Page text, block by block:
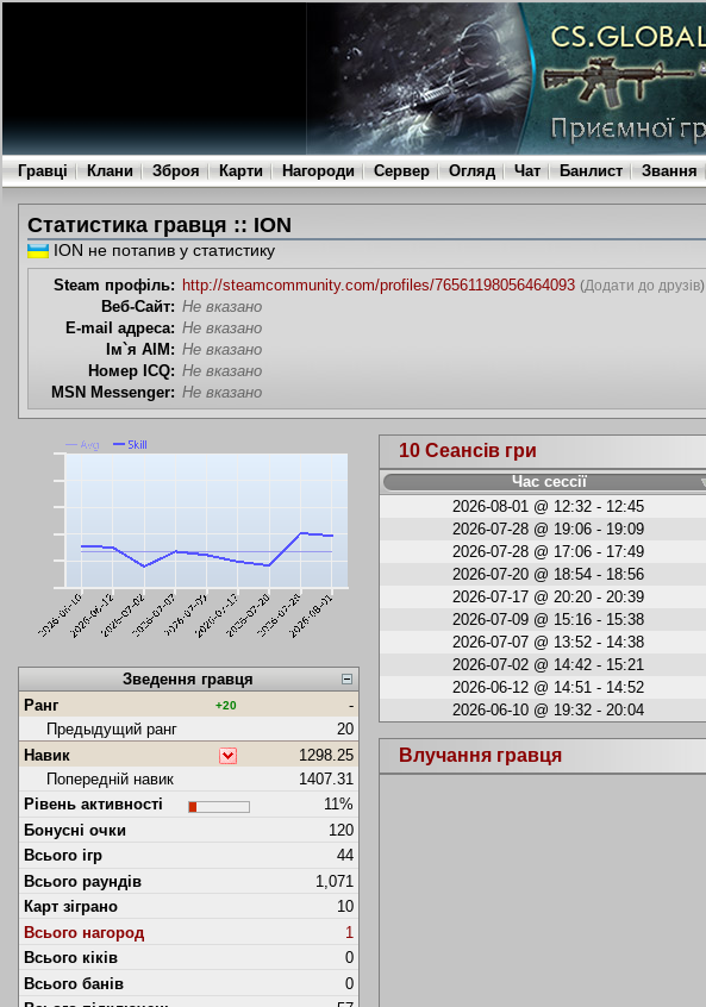
Гравці Клани Зброя Карти Нагороди Сервер Огляд Чат Банлист Звання
Статистика гравця :: ION
ION не потапив у статистику
Steam профіль: http://steamcommunity.com/profiles/76561198056464093 (Додати до друзів)
Веб-Сайт: Не вказано
E-mail адреса: Не вказано
Ім`я AIM: Не вказано
Номер ICQ: Не вказано
MSN Messenger: Не вказано
Зведення гравця
Ранг
+20
-
Предыдущий ранг
20
Навик
1298.25
Попередній навик
1407.31
Рівень активності
11%
Бонусні очки
120
Всього ігр
44
Всього раундів
1,071
Карт зіграно
10
Всього нагород
1
Всього кіків
0
Всього банів
0
10 Сеансів гри
Час сессії
2026-08-01 @ 12:32 - 12:45
2026-07-28 @ 19:06 - 19:09
2026-07-28 @ 17:06 - 17:49
2026-07-20 @ 18:54 - 18:56
2026-07-17 @ 20:20 - 20:39
2026-07-09 @ 15:16 - 15:38
2026-07-07 @ 13:52 - 14:38
2026-07-02 @ 14:42 - 15:21
2026-06-12 @ 14:51 - 14:52
2026-06-10 @ 19:32 - 20:04
Влучання гравця